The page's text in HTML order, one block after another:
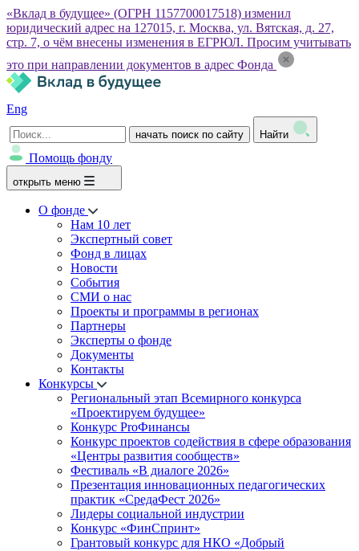
«Вклад в будущее» (ОГРН 1157700017518) изменил
юридический адрес на 127015, г. Москва, ул. Вятская, д. 27,
стр. 7, о чём внесены изменения в ЕГРЮЛ. Просим учитывать
это при направлении документов в адрес Фонда
Eng
начать поиск по сайту Найти
Помощь фонду
открыть меню
О фонде
Нам 10 лет
Экспертный совет
Фонд в лицах
Новости
События
СМИ о нас
Проекты и программы в регионах
Партнеры
Эксперты о фонде
Документы
Контакты
Конкурсы
Региональный этап Всемирного конкурса
«Проектируем будущее»
Конкурс ProФинансы
Конкурс проектов содействия в сфере образования
«Центры развития сообществ»
Фестиваль «В диалоге 2026»
Презентация инновационных педагогических
практик «СредаФест 2026»
Лидеры социальной индустрии
Конкурс «ФинСпринт»
Грантовый конкурс для НКО «Добрый